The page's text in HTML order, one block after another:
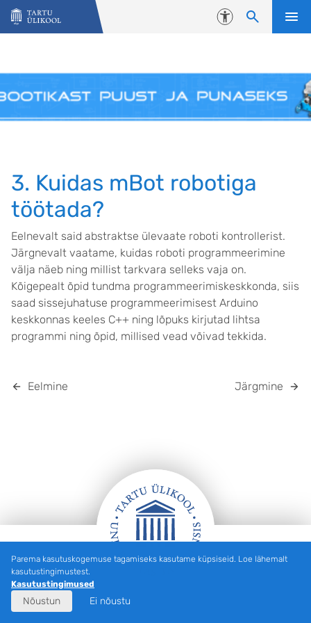
Liigu edasi põhisisu juurde
Juurdepääsetavus
3. Kuidas mBot robotiga
töötada?
Eelnevalt said abstraktse ülevaate roboti kontrollerist.
Järgnevalt vaatame, kuidas roboti programmeerimine
välja näeb ning millist tarkvara selleks vaja on.
Kõigepealt õpid tundma programmeerimiskeskkonda, siis
saad sissejuhatuse programmeerimisest Arduino
keskkonnas keeles C++ ning lõpuks kirjutad lihtsa
programmi ning õpid, millised vead võivad tekkida.
Eelmine Järgmine
Jalus
Parema kasutuskogemuse tagamiseks kasutame küpsiseid. Loe lähemalt
kasutustingimustest.
Kasutustingimused
Nõustun Ei nõustu